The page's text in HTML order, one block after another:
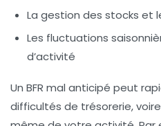
La gestion des stocks et
Les fluctuations
d’activité
Un BFR mal anticipé peut
difficultés de trésorerie,